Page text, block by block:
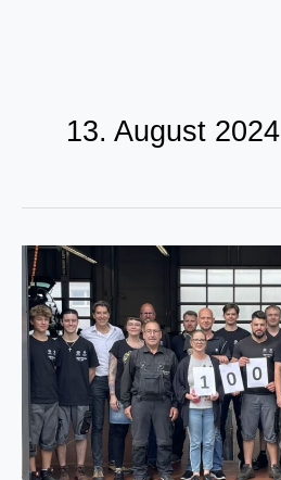
13. August 2024